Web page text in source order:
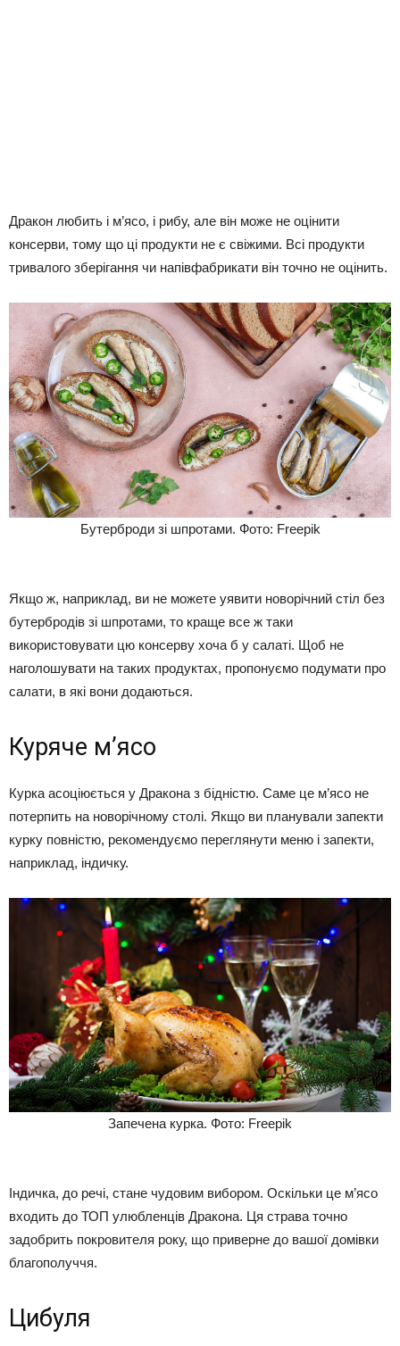
Дракон любить і м’ясо, і рибу, але він може не оцінити
консерви, тому що ці продукти не є свіжими. Всі продукти
тривалого зберігання чи напівфабрикати він точно не оцінить.
Бутерброди зі шпротами. Фото: Freepik
Якщо ж, наприклад, ви не можете уявити новорічний стіл без
бутербродів зі шпротами, то краще все ж таки
використовувати цю консерву хоча б у салаті. Щоб не
наголошувати на таких продуктах, пропонуємо подумати про
салати, в які вони додаються.
Куряче м’ясо
Курка асоціюється у Дракона з бідністю. Саме це м’ясо не
потерпить на новорічному столі. Якщо ви планували запекти
курку повністю, рекомендуємо переглянути меню і запекти,
наприклад, індичку.
Запечена курка. Фото: Freepik
Індичка, до речі, стане чудовим вибором. Оскільки це м’ясо
входить до ТОП улюбленців Дракона. Ця страва точно
задобрить покровителя року, що приверне до вашої домівки
благополуччя.
Цибуля